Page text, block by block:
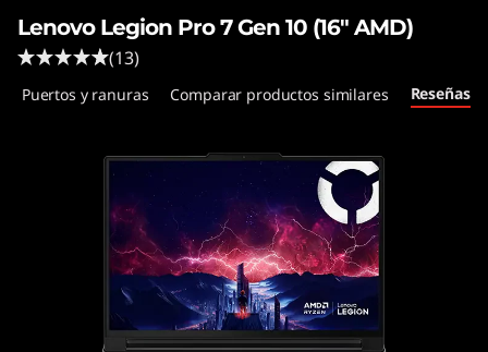
Lenovo Legion Pro 7 Gen 10 (16" AMD)
(13)
Puertos y ranuras Comparar productos similares Reseñas